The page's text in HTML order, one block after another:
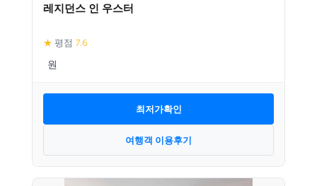
레지던스 인 우스터
★ 평점 7.6
최저가확인
여행객 이용후기